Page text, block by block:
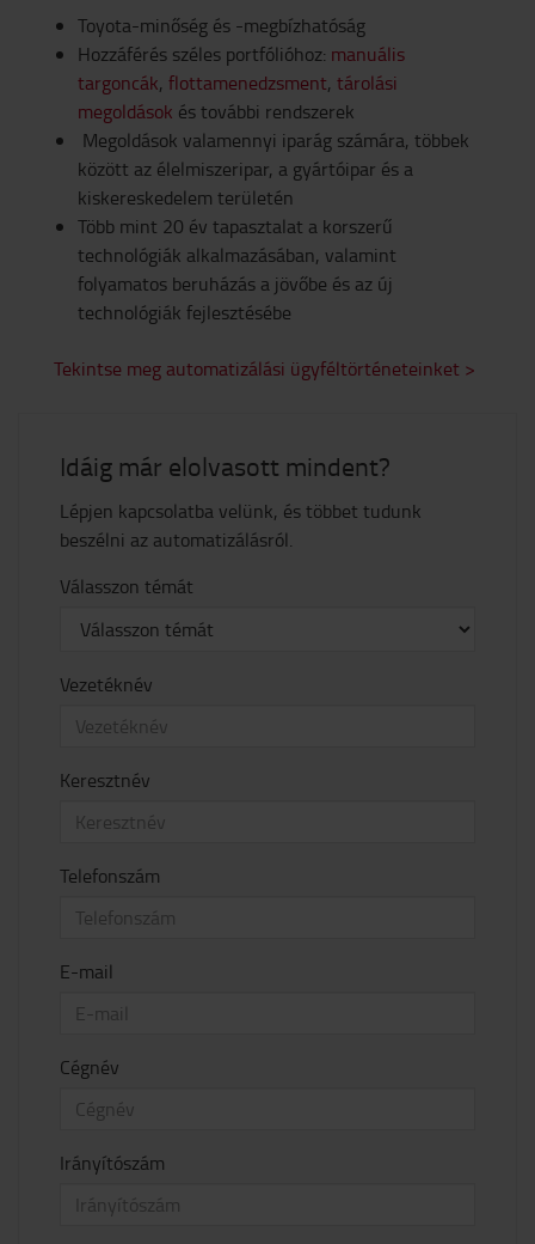
Toyota-minőség és -megbízhatóság
Hozzáférés széles portfólióhoz: manuális
targoncák, flottamenedzsment, tárolási
megoldások és további rendszerek
Megoldások valamennyi iparág számára, többek
között az élelmiszeripar, a gyártóipar és a
kiskereskedelem területén
Több mint 20 év tapasztalat a korszerű
technológiák alkalmazásában, valamint
folyamatos beruházás a jövőbe és az új
technológiák fejlesztésébe
Tekintse meg automatizálási ügyféltörténeteinket >
Idáig már elolvasott mindent?
Lépjen kapcsolatba velünk, és többet tudunk
beszélni az automatizálásról.
Válasszon témát
Vezetéknév
Keresztnév
Telefonszám
E-mail
Cégnév
Irányítószám